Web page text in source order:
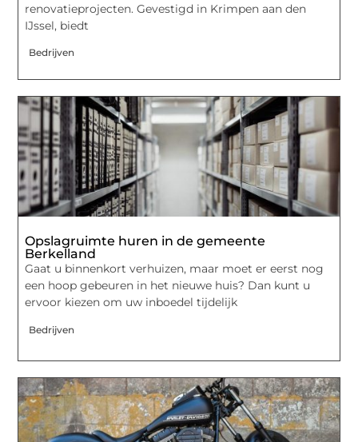
renovatieprojecten. Gevestigd in Krimpen aan den
IJssel, biedt
Bedrijven
Opslagruimte huren in de gemeente
Berkelland
Gaat u binnenkort verhuizen, maar moet er eerst nog
een hoop gebeuren in het nieuwe huis? Dan kunt u
ervoor kiezen om uw inboedel tijdelijk
Bedrijven